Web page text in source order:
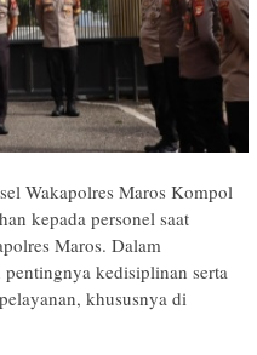
Wakapolres Maros Kompol
kepada personel saat
Maros. Dalam
kedisiplinan serta
khususnya di